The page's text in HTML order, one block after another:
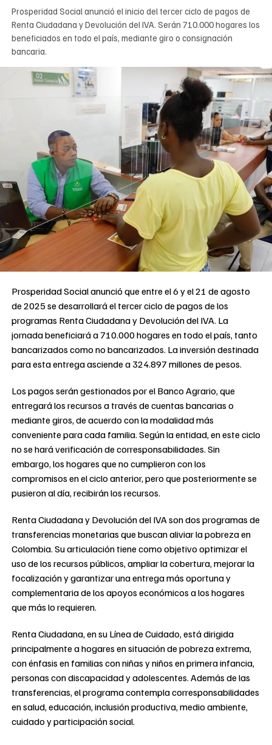
Prosperidad Social anunció el inicio del tercer ciclo de pagos de
Renta Ciudadana y Devolución del IVA. Serán 710.000 hogares los
beneficiados en todo el país, mediante giro o consignación
bancaria.
Prosperidad Social anunció que entre el 6 y el 21 de agosto
de 2025 se desarrollará el tercer ciclo de pagos de los
programas Renta Ciudadana y Devolución del IVA. La
jornada beneficiará a 710.000 hogares en todo el país, tanto
bancarizados como no bancarizados. La inversión destinada
para esta entrega asciende a 324.897 millones de pesos.
Los pagos serán gestionados por el Banco Agrario, que
entregará los recursos a través de cuentas bancarias o
mediante giros, de acuerdo con la modalidad más
conveniente para cada familia. Según la entidad, en este ciclo
no se hará verificación de corresponsabilidades. Sin
embargo, los hogares que no cumplieron con los
compromisos en el ciclo anterior, pero que posteriormente se
pusieron al día, recibirán los recursos.
Renta Ciudadana y Devolución del IVA son dos programas de
transferencias monetarias que buscan aliviar la pobreza en
Colombia. Su articulación tiene como objetivo optimizar el
uso de los recursos públicos, ampliar la cobertura, mejorar la
focalización y garantizar una entrega más oportuna y
complementaria de los apoyos económicos a los hogares
que más lo requieren.
Renta Ciudadana, en su Línea de Cuidado, está dirigida
principalmente a hogares en situación de pobreza extrema,
con énfasis en familias con niñas y niños en primera infancia,
personas con discapacidad y adolescentes. Además de las
transferencias, el programa contempla corresponsabilidades
en salud, educación, inclusión productiva, medio ambiente,
cuidado y participación social.